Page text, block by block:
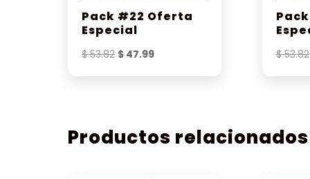
Pack #22 Oferta
Especial
$53.82 El
$ 47.99El
$53.82
Productos relacionados